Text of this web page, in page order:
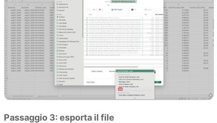
Passaggio 3: esporta il file